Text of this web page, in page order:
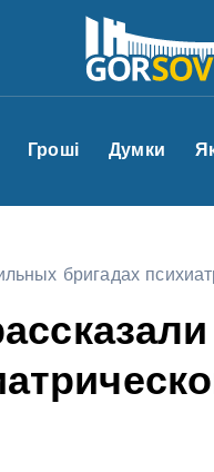
Гроші Думки
бригадах